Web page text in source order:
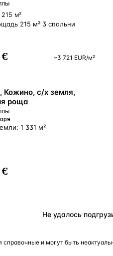
215 м²
215 м² 3 спальни
€ ~3 721 EUR/м²
Кожино, с/х земля,
роща
1 331 м²
€
Не удалось
и могут быть